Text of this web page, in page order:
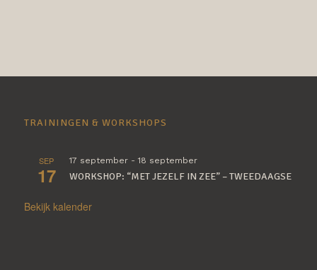
TRAININGEN & WORKSHOPS
SEP
17
17 september- 18 september
WORKSHOP: “MET JEZELF IN ZEE” – TWEEDAAGSE
Bekijk kalender